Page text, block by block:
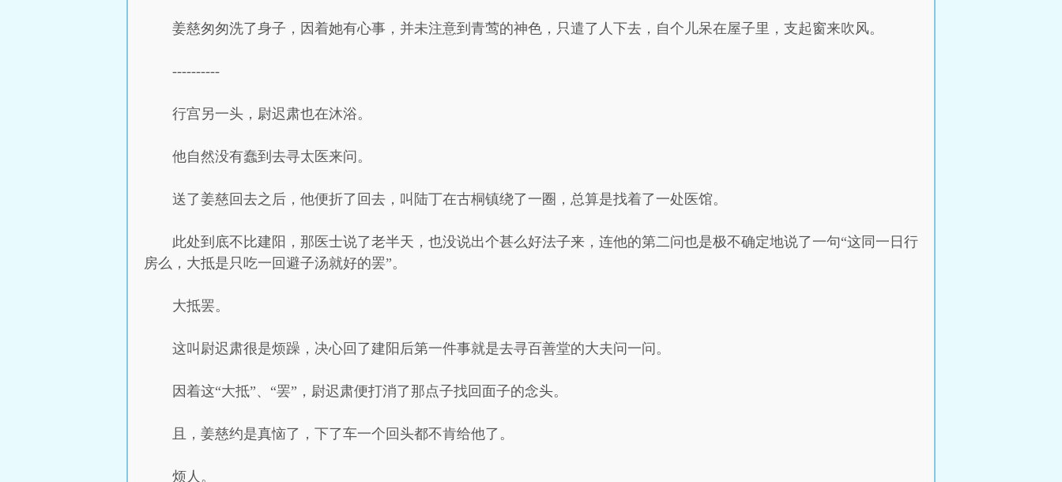
姜慈匆匆洗了身子，因着她有心事，并未注意到青莺的神色，只遣了人下去，自个儿呆在屋子里，支起窗来吹风。
----------
行宫另一头，尉迟肃也在沐浴。
他自然没有蠢到去寻太医来问。
送了姜慈回去之后，他便折了回去，叫陆丁在古桐镇绕了一圈，总算是找着了一处医馆。
此处到底不比建阳，那医士说了老半天，也没说出个甚么好法子来，连他的第二问也是极不确定地说了一句“这同一日行
房么，大抵是只吃一回避子汤就好的罢”。
大抵罢。
这叫尉迟肃很是烦躁，决心回了建阳后第一件事就是去寻百善堂的大夫问一问。
因着这“大抵”、“罢”，尉迟肃便打消了那点子找回面子的念头。
且，姜慈约是真恼了，下了车一个回头都不肯给他了。
烦人。